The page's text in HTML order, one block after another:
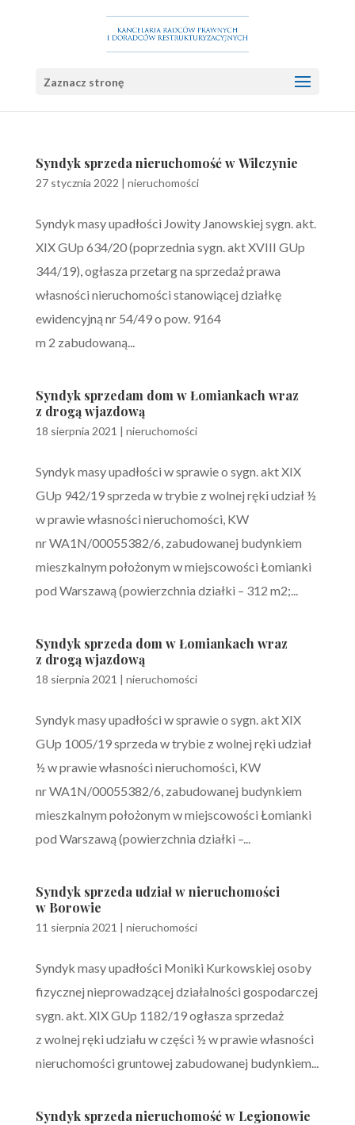
Zaznacz stronę
Syndyk sprzeda nieruchomość w Wilczynie
27 stycznia 2022 | nieruchomości
Syndyk masy upadłości Jowity Janowskiej sygn. akt.
XIX GUp 634/20 (poprzednia sygn. akt XVIII GUp
344/19), ogłasza przetarg na sprzedaż prawa
własności nieruchomości stanowiącej działkę
ewidencyjną nr 54/49 o pow. 9164
m 2 zabudowaną...
Syndyk sprzedam dom w Łomiankach wraz
z drogą wjazdową
18 sierpnia 2021 | nieruchomości
Syndyk masy upadłości w sprawie o sygn. akt XIX
GUp 942/19 sprzeda w trybie z wolnej ręki udział ½
w prawie własności nieruchomości, KW
nr WA1N/00055382/6, zabudowanej budynkiem
mieszkalnym położonym w miejscowości Łomianki
pod Warszawą (powierzchnia działki – 312 m2;...
Syndyk sprzeda dom w Łomiankach wraz
z drogą wjazdową
18 sierpnia 2021 | nieruchomości
Syndyk masy upadłości w sprawie o sygn. akt XIX
GUp 1005/19 sprzeda w trybie z wolnej ręki udział
½ w prawie własności nieruchomości, KW
nr WA1N/00055382/6, zabudowanej budynkiem
mieszkalnym położonym w miejscowości Łomianki
pod Warszawą (powierzchnia działki –...
Syndyk sprzeda udział w nieruchomości
w Borowie
11 sierpnia 2021 | nieruchomości
Syndyk masy upadłości Moniki Kurkowskiej osoby
fizycznej nieprowadzącej działalności gospodarczej
sygn. akt. XIX GUp 1182/19 ogłasza sprzedaż
z wolnej ręki udziału w części ½ w prawie własności
nieruchomości gruntowej zabudowanej budynkiem...
Syndyk sprzeda nieruchomość w Legionowie